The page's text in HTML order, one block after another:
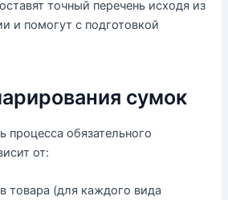
точный перечень исходя из
и помогут с подготовкой
сумок
процесса обязательного
от:
товара (для каждого вида